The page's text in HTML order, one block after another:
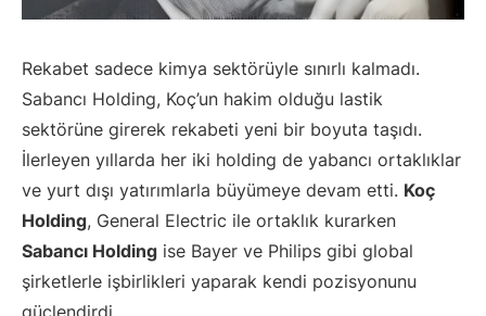
Rekabet sadece kimya sektörüyle sınırlı kalmadı.
Sabancı Holding, Koç’un hakim olduğu lastik
sektörüne girerek rekabeti yeni bir boyuta taşıdı.
İlerleyen yıllarda her iki holding de yabancı ortaklıklar
ve yurt dışı yatırımlarla büyümeye devam etti. Koç
Holding, General Electric ile ortaklık kurarken
Sabancı Holding ise Bayer ve Philips gibi global
şirketlerle işbirlikleri yaparak kendi pozisyonunu
güçlendirdi.